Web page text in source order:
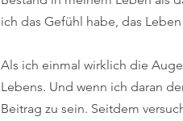
ich das Gefühl habe, das
Als ich einmal wirklich die
Lebens. Und wenn ich daran
Beitrag zu sein. Seitdem